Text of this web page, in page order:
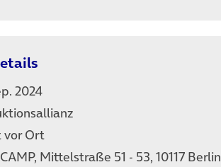
2024
vor Ort
Mittelstraße 51 - 53, 10117 Berlin